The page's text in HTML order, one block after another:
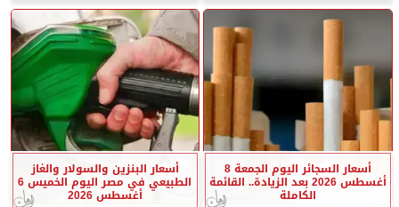
أسعار السجائر اليوم الجمعة 8
أغسطس 2026 بعد الزيادة.. القائمة
الكاملة
أسعار البنزين والسولار والغاز
الطبيعي في مصر اليوم الخميس 6
أغسطس 2026